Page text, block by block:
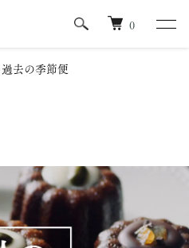
0
過去の季節便